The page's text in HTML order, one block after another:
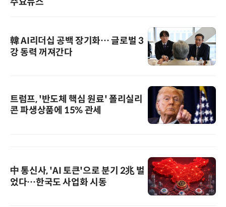
韓 AI리더십 공백 장기화… 글로벌 3
강 동력 꺼져간다
트럼프, '반도체 핵심 원료' 폴리실리
콘 파생상품에 15% 관세
中 통신사, 'AI 토큰'으로 분기 2兆 벌
었다…한국도 사업화 시동